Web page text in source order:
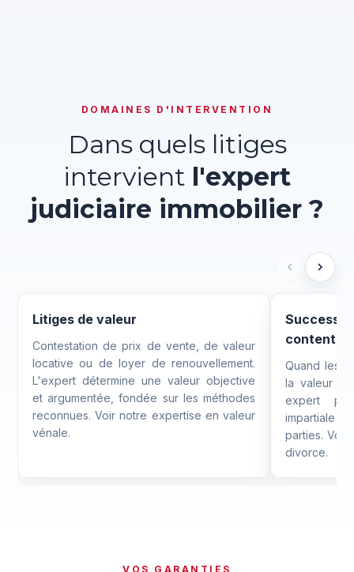
DOMAINES D'INTERVENTION
Dans quels litiges
intervient l'expert
judiciaire immobilier ?
Litiges de valeur
Contestation de prix de vente, de valeur
locative ou de loyer de renouvellement.
L'expert détermine une valeur objective
et argumentée, fondée sur les méthodes
reconnues.Voir notre expertise en valeur
vénale.
Quand les
la valeur
expert
impartiale
parties.
divorce.
VOS GARANTIES